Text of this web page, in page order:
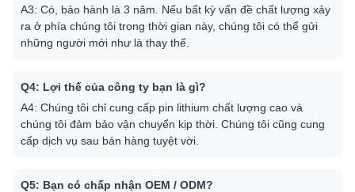
A3: Có, bảo hành là 3 năm. Nếu bất kỳ vấn đề chất lượng xảy
ra ở phía chúng tôi trong thời gian này, chúng tôi có thể gửi
những người mới như là thay thế.
Q4: Lợi thế của công ty bạn là gì?
A4: Chúng tôi chỉ cung cấp pin lithium chất lượng cao và
chúng tôi đảm bảo vận chuyển kịp thời. Chúng tôi cũng cung
cấp dịch vụ sau bán hàng tuyệt vời.
Q5: Bạn có chấp nhận OEM / ODM?